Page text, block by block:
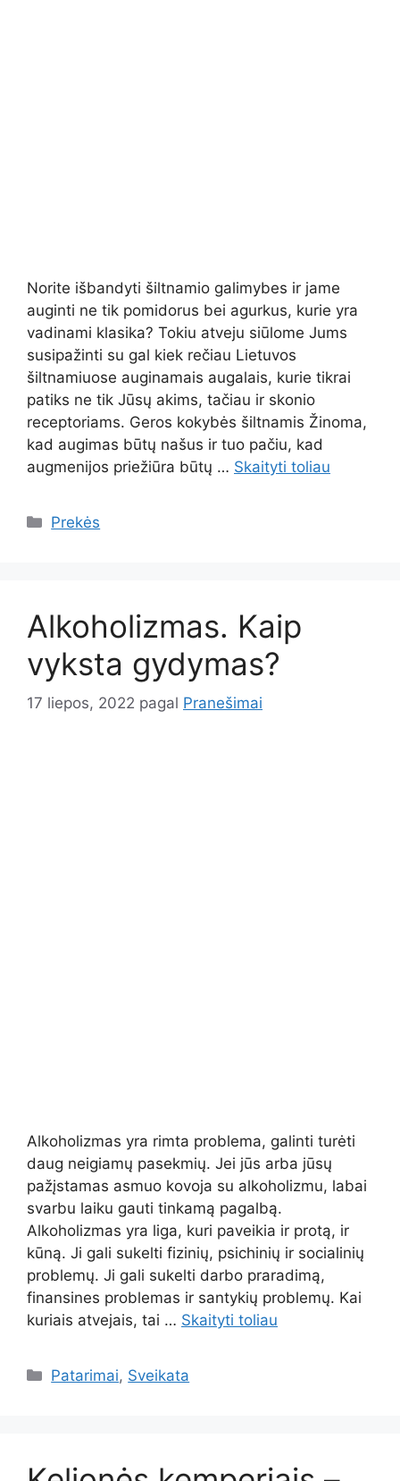
Norite išbandyti šiltnamio galimybes ir jame
auginti ne tik pomidorus bei agurkus, kurie yra
vadinami klasika? Tokiu atveju siūlome Jums
susipažinti su gal kiek rečiau Lietuvos
šiltnamiuose auginamais augalais, kurie tikrai
patiks ne tik Jūsų akims, tačiau ir skonio
receptoriams. Geros kokybės šiltnamis Žinoma,
kad augimas būtų našus ir tuo pačiu, kad
augmenijos priežiūra būtų … Skaityti toliau
Kategorijos
Prekės
Alkoholizmas. Kaip
vyksta gydymas?
17 liepos, 2022 pagal Pranešimai
Alkoholizmas yra rimta problema, galinti turėti
daug neigiamų pasekmių. Jei jūs arba jūsų
pažįstamas asmuo kovoja su alkoholizmu, labai
svarbu laiku gauti tinkamą pagalbą.
Alkoholizmas yra liga, kuri paveikia ir protą, ir
kūną. Ji gali sukelti fizinių, psichinių ir socialinių
problemų. Ji gali sukelti darbo praradimą,
finansines problemas ir santykių problemų. Kai
kuriais atvejais, tai … Skaityti toliau
Kategorijos
Patarimai, Sveikata